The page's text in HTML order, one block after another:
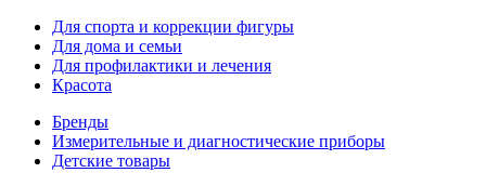
Для спорта и коррекции фигуры
Для дома и семьи
Для профилактики и лечения
Красота
Бренды
Измерительные и диагностические приборы
Детские товары